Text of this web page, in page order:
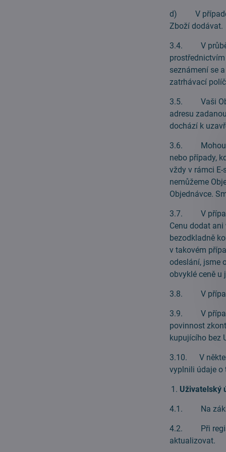
d) V případě
Zboží dodávat.
3.4. V
seznámení se
zatrhávací
3.5. Vaši
adresu
dochází k
3.6. Mohou
nebo případy,
vždy v rámci
nemůžeme
Objednávce.
3.7. V případě,
Cenu dodat
bezodkladně
v takovém
odeslání, jsme
obvyklé ceně u
3.8. V
3.9. V
povinnost
kupujícího bez
3.10. V
vyplnili údaje o
Uživatelský
4.1. Na
4.2. Při
aktualizovat.